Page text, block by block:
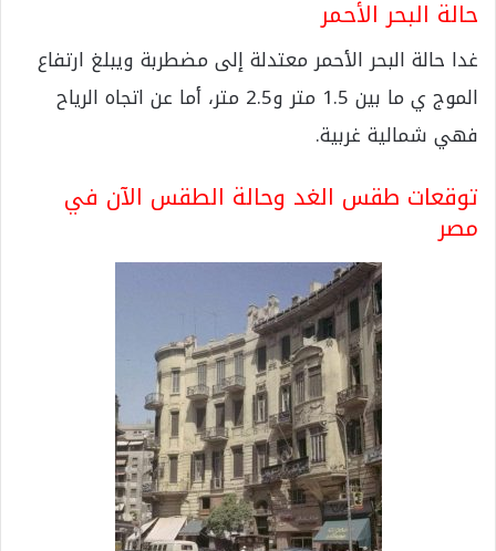
حالة البحر الأحمر
غدا حالة البحر الأحمر معتدلة إلى مضطربة ويبلغ ارتفاع
الموج ي ما بين 1.5 متر و2.5 متر، أما عن اتجاه الرياح
فهي شمالية غربية.
توقعات طقس الغد وحالة الطقس الآن في
مصر